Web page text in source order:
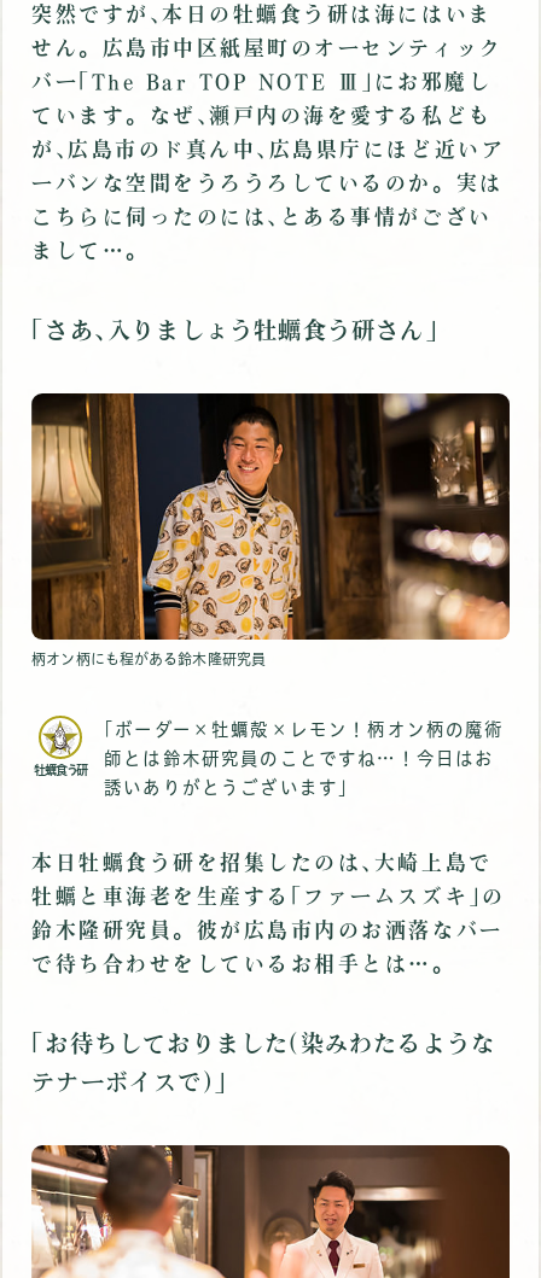
突然ですが､本日の牡蠣食う研は海にはいま
せん。広島市中区紙屋町のオーセンティック
バー｢The Bar TOP NOTE Ⅲ｣にお邪魔し
ています。なぜ､瀬戸内の海を愛する私ども
が､広島市のド真ん中､広島県庁にほど近いア
ーバンな空間をうろうろしているのか。実は
こちらに伺ったのには､とある事情がござい
まして…｡
｢さあ､入りましょう牡蠣食う研さん｣
柄オン柄にも程がある鈴木隆研究員
牡蠣食う研
｢ボーダー×牡蠣殻×レモン！柄オン柄の魔術
師とは鈴木研究員のことですね…！今日はお
誘いありがとうございます｣
本日牡蠣食う研を招集したのは､大崎上島で
牡蠣と車海老を生産する｢ファームスズキ｣の
鈴木隆研究員。彼が広島市内のお洒落なバー
で待ち合わせをしているお相手とは…｡
｢お待ちしておりました(染みわたるような
テナーボイスで)｣